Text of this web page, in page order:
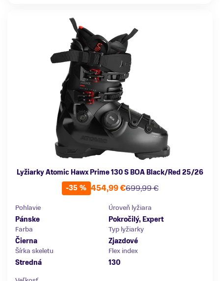
Lyžiarky Atomic Hawx Prime 130 S BOA Black/Red 25/26
-35 %
699,99 €
454,99 €
Pohlavie
Pánske
Úroveň lyžiara
Pokročilý, Expert
Farba
Čierna
Typ lyžiarky
Zjazdové
Šírka skeletu
Stredná
Flex index
130